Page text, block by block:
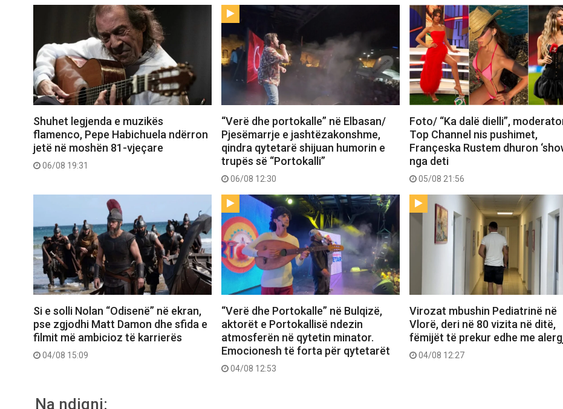
Shuhet legjenda e muzikës
flamenco, Pepe Habichuela ndërron
jetë në moshën 81-vjeçare
06/08 19:31
“Verë dhe portokalle” në Elbasan/
Pjesëmarrje e jashtëzakonshme,
qindra qytetarë shijuan humorin e
trupës së “Portokalli”
06/08 12:30
Foto/ “Ka dalë dielli”,
Top Channel nis pushimet,
Françeska Rustem dhuron
nga deti
05/08 21:56
Si e solli Nolan “Odisenë” në ekran,
pse zgjodhi Matt Damon dhe sfida e
filmit më ambicioz të karrierës
04/08 15:09
“Verë dhe Portokalle” në Bulqizë,
aktorët e Portokallisë ndezin
atmosferën në qytetin minator.
Emocionesh të forta për qytetarët
04/08 12:53
Virozat mbushin Pediatrinë në
Vlorë, deri në 80 vizita në ditë,
fëmijët të prekur edhe me
04/08 12:27
Na ndiqni: